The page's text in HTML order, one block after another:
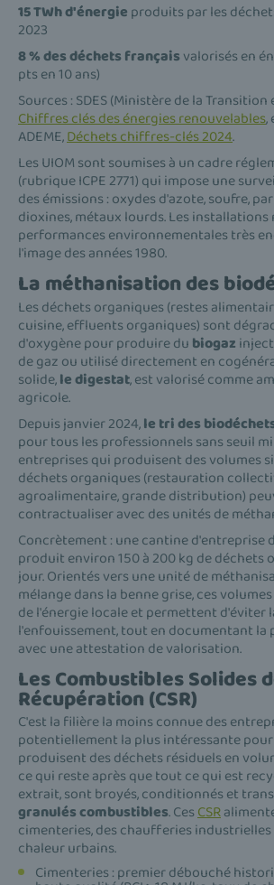
15 TWh d'énergie produits par les
2023
8 % des déchets français valorisés en
pts en 10 ans)
Sources : SDES (Ministère de la
Chiffres clés des énergies renouvelables,
ADEME,Déchets chiffres-clés 2024.
Les UIOM sont soumises à un cadre
(rubrique ICPE 2771) qui impose une
des émissions : oxydes d'azote, soufre,
dioxines, métaux lourds. Les
performances environnementales très
l'image des années 1980.
La méthanisation des
Les déchets organiques (restes
cuisine, effluents organiques) sont
d'oxygène pour produire du biogaz
de gaz ou utilisé directement en
solide,le digestat, est valorisé comme
agricole.
Depuis janvier 2024,le tri des
pour tous les professionnels sans seuil
entreprises qui produisent des volumes
déchets organiques (restauration
agroalimentaire, grande distribution)
contractualiser avec des unités de
Concrètement : une cantine d'entreprise
produit environ 150 à 200 kg de déchets
jour. Orientés vers une unité de
mélange dans la benne grise, ces
de l'énergie locale et permettent d'éviter
l'enfouissement, tout en documentant la
avec une attestation de valorisation.
Les Combustibles Solides
Récupération (CSR)
C'est la filière la moins connue des
potentiellement la plus intéressante
produisent des déchets résiduels en
ce qui reste après que tout ce qui est
extrait, sont broyés, conditionnés et
granulés combustibles. CesCSR
cimenteries, des chaufferies industrielles
chaleur urbains.
Cimenteries : premier débouché